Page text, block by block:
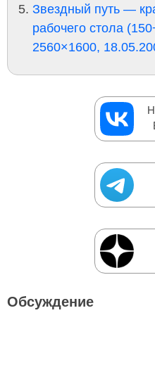
Звездный путь —
рабочего стола
2560×1600,
Обсуждение